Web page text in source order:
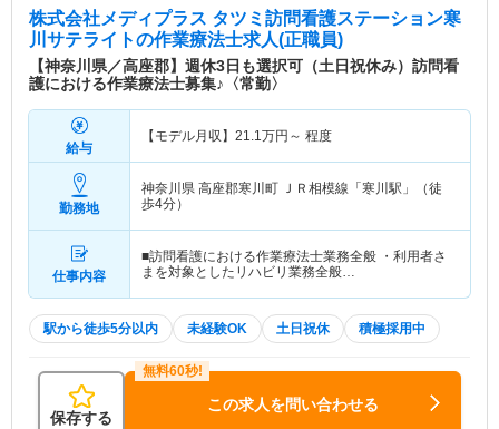
株式会社メディプラス タツミ訪問看護ステーション寒
川サテライトの作業療法士求人(正職員)
【神奈川県／高座郡】週休3日も選択可（土日祝休み）訪問看
護における作業療法士募集♪〈常勤〉
給与
【モデル月収】 21.1万円～ 程度
勤務地
神奈川県 高座郡寒川町 ＪＲ相模線「寒川駅」（徒
歩4分）
仕事内容
■訪問看護における作業療法士業務全般 ・利用者さ
まを対象としたリハビリ業務全般…
駅から徒歩5分以内 未経験OK 土日祝休 積極採用中
保存する
この求人を問い合わせる